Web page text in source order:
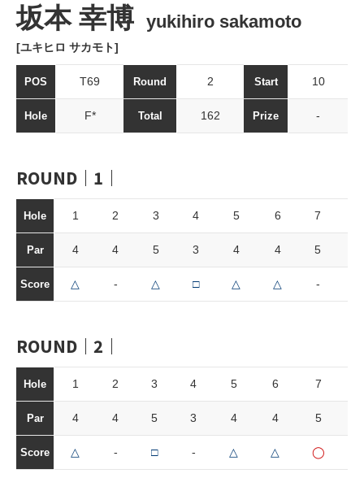
坂本 幸博 yukihiro sakamoto
[ユキヒロ サカモト]
POS T69 Round 2 Start 10
Hole F* Total 162 Prize -
ROUND｜1｜
Hole 1 2 3 4 5 6 7
Par 4 4 5 3 4 4 5
Score △ - △ □ △ △ -
ROUND｜2｜
Hole 1 2 3 4 5 6 7
Par 4 4 5 3 4 4 5
Score △ - □ - △ △ ◯